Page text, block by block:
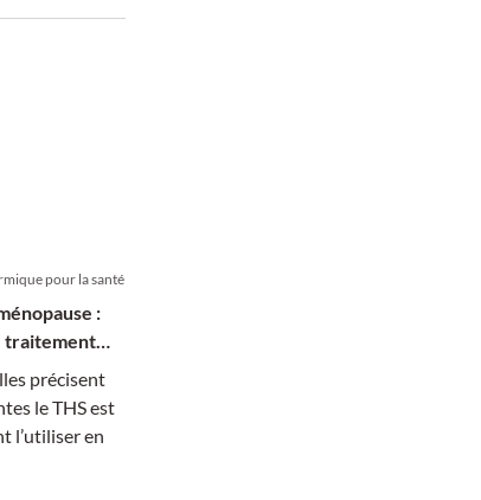
pour la santé
:
traitement
précisent
le THS est
l’utiliser en